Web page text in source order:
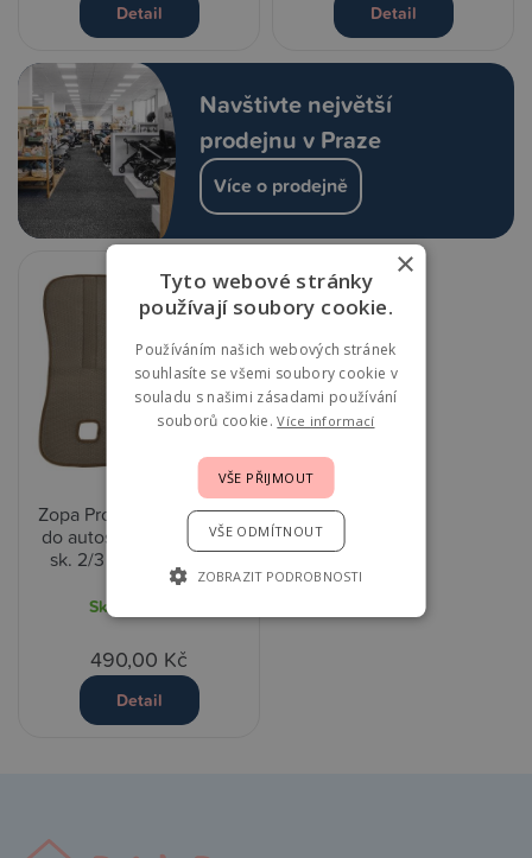
Navštivte největší
prodejnu v Praze
Více o prodejně
Detail Detail
Zopa Prodyšná podložka
do autosedačky Breeze
sk. 2/3 - Toffee Brown
Skladem
490,00 Kč
Detail
×
Tyto webové stránky
používají soubory cookie.
Používáním našich webových stránek
souhlasíte se všemi soubory cookie v
souladu s našimi zásadami používání
souborů cookie.Více informací
VŠE PŘIJMOUT
VŠE ODMÍTNOUT
ZOBRAZIT PODROBNOSTI